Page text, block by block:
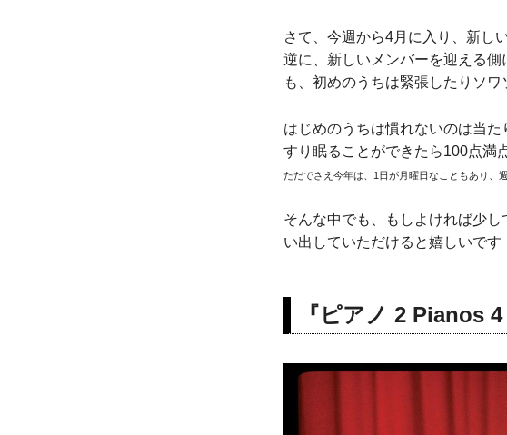
さて、今週から4月に入り、新し
逆に、新しいメンバーを迎える
も、初めのうちは緊張したりソ
はじめのうちは慣れないのは当
すり眠ることができたら100点満
ただでさえ今年は、1日が月曜日なこともあり、
そんな中でも、もしよければ少
い出していただけると嬉しいです
『ピアノ 2 Pianos